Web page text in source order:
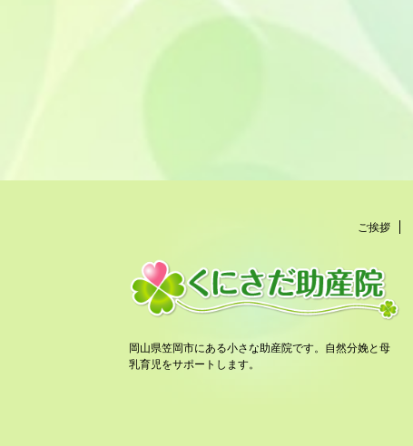
ご挨拶
岡山県笠岡市にある小さな助産院です。自然分娩と母
乳育児をサポートします。